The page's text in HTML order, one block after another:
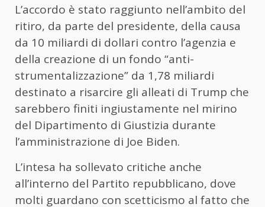
L’accordo è stato raggiunto nell’ambito del
ritiro, da parte del presidente, della causa
da 10 miliardi di dollari contro l’agenzia e
della creazione di un fondo “anti-
strumentalizzazione” da 1,78 miliardi
destinato a risarcire gli alleati di Trump che
sarebbero finiti ingiustamente nel mirino
del Dipartimento di Giustizia durante
l’amministrazione di Joe Biden.
L’intesa ha sollevato critiche anche
all’interno del Partito repubblicano, dove
molti guardano con scetticismo al fatto che